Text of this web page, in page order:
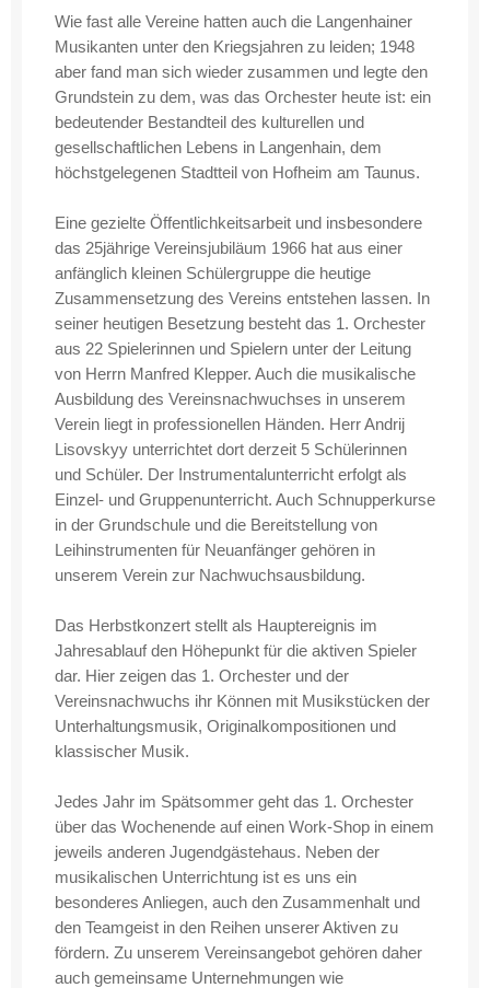
Wie fast alle Vereine hatten auch die Langenhainer
Musikanten unter den Kriegsjahren zu leiden; 1948
aber fand man sich wieder zusammen und legte den
Grundstein zu dem, was das Orchester heute ist: ein
bedeutender Bestandteil des kulturellen und
gesellschaftlichen Lebens in Langenhain, dem
höchstgelegenen Stadtteil von Hofheim am Taunus.
Eine gezielte Öffentlichkeitsarbeit und insbesondere
das 25jährige Vereinsjubiläum 1966 hat aus einer
anfänglich kleinen Schülergruppe die heutige
Zusammensetzung des Vereins entstehen lassen. In
seiner heutigen Besetzung besteht das 1. Orchester
aus 22 Spielerinnen und Spielern unter der Leitung
von Herrn Manfred Klepper. Auch die musikalische
Ausbildung des Vereinsnachwuchses in unserem
Verein liegt in professionellen Händen. Herr Andrij
Lisovskyy unterrichtet dort derzeit 5 Schülerinnen
und Schüler. Der Instrumentalunterricht erfolgt als
Einzel- und Gruppenunterricht. Auch Schnupperkurse
in der Grundschule und die Bereitstellung von
Leihinstrumenten für Neuanfänger gehören in
unserem Verein zur Nachwuchsausbildung.
Das Herbstkonzert stellt als Hauptereignis im
Jahresablauf den Höhepunkt für die aktiven Spieler
dar. Hier zeigen das 1. Orchester und der
Vereinsnachwuchs ihr Können mit Musikstücken der
Unterhaltungsmusik, Originalkompositionen und
klassischer Musik.
Jedes Jahr im Spätsommer geht das 1. Orchester
über das Wochenende auf einen Work-Shop in einem
jeweils anderen Jugendgästehaus. Neben der
musikalischen Unterrichtung ist es uns ein
besonderes Anliegen, auch den Zusammenhalt und
den Teamgeist in den Reihen unserer Aktiven zu
fördern. Zu unserem Vereinsangebot gehören daher
auch gemeinsame Unternehmungen wie